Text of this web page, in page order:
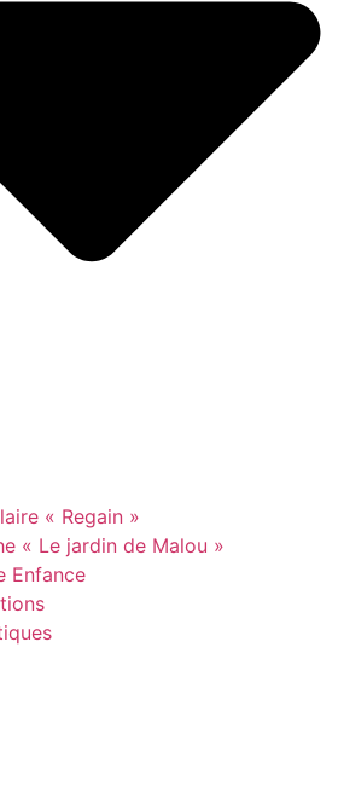
« Regain »
« Le jardin de Malou »
Enfance